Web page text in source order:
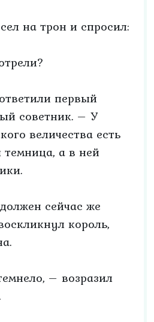
на трон и спросил:
первый
советник. – У
величества есть
темница, а в ней
сейчас же
король,
– возразил